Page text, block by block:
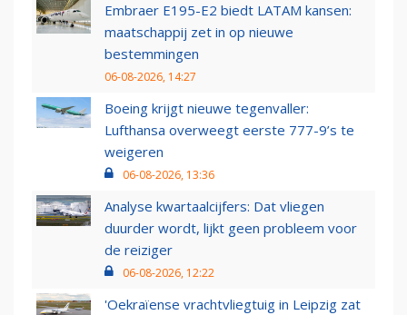
Embraer E195-E2 biedt LATAM kansen:
maatschappij zet in op nieuwe
bestemmingen
06-08-2026, 14:27
Boeing krijgt nieuwe tegenvaller:
Lufthansa overweegt eerste 777-9’s te
weigeren
06-08-2026, 13:36
Analyse kwartaalcijfers: Dat vliegen
duurder wordt, lijkt geen probleem voor
de reiziger
06-08-2026, 12:22
'Oekraïense vrachtvliegtuig in Leipzig zat